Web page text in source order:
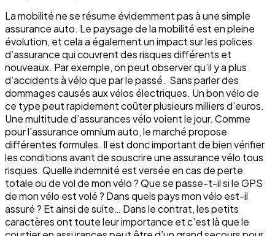
La mobilité ne se résume évidemment pas à une simple
assurance auto. Le paysage de la mobilité est en pleine
évolution, et cela a également un impact sur les polices
d’assurance qui couvrent des risques différents et
nouveaux. Par exemple, on peut observer qu’il y a plus
d’accidents à vélo que par le passé. Sans parler des
dommages causés aux vélos électriques. Un bon vélo de
ce type peut rapidement coûter plusieurs milliers d’euros.
Une multitude d’assurances vélo voient le jour. Comme
pour l’assurance omnium auto, le marché propose
différentes formules. Il est donc important de bien vérifier
les conditions avant de souscrire une assurance vélo tous
risques. Quelle indemnité est versée en cas de perte
totale ou de vol de mon vélo ? Que se passe-t-il si le GPS
de mon vélo est volé ? Dans quels pays mon vélo est-il
assuré ? Et ainsi de suite… Dans le contrat, les petits
caractères ont toute leur importance et c’est là que le